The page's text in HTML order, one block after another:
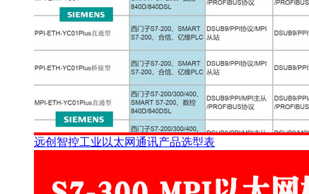
远创智控工业以太网通讯产品选型表